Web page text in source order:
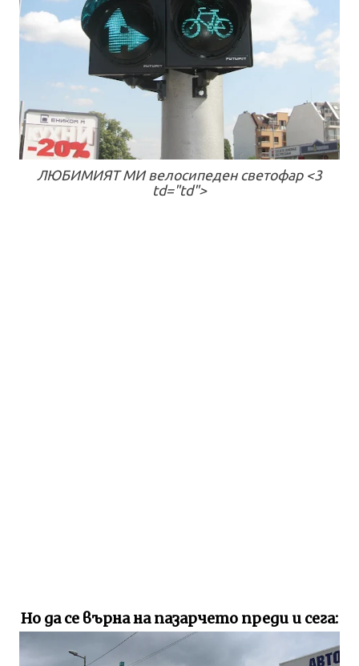
ЛЮБИМИЯТ МИ велосипеден светофар <3
td="td">
Но да се върна на пазарчето преди и сега: